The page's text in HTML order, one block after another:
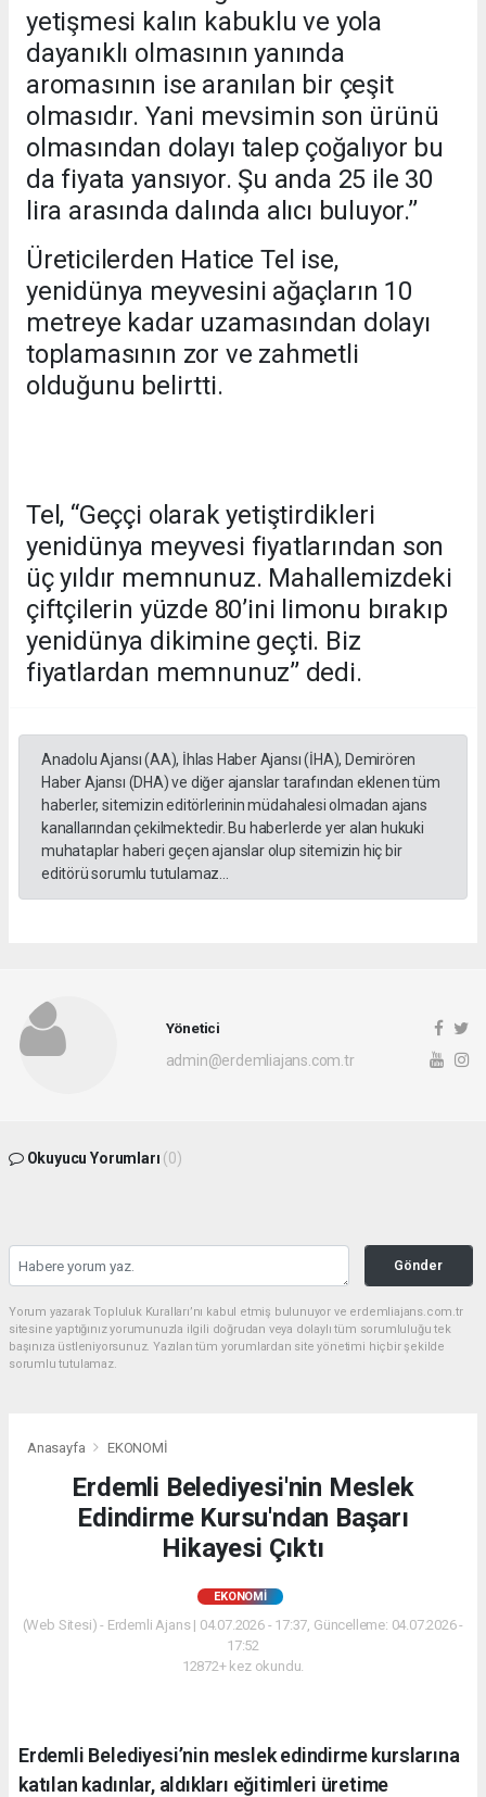
yetişmesi kalın kabuklu ve yola
dayanıklı olmasının yanında
aromasının ise aranılan bir çeşit
olmasıdır. Yani mevsimin son ürünü
olmasından dolayı talep çoğalıyor bu
da fiyata yansıyor. Şu anda 25 ile 30
lira arasında dalında alıcı buluyor.’’
Üreticilerden Hatice Tel ise,
yenidünya meyvesini ağaçların 10
metreye kadar uzamasından dolayı
toplamasının zor ve zahmetli
olduğunu belirtti.
Tel, “Geççi olarak yetiştirdikleri
yenidünya meyvesi fiyatlarından son
üç yıldır memnunuz. Mahallemizdeki
çiftçilerin yüzde 80’ini limonu bırakıp
yenidünya dikimine geçti. Biz
fiyatlardan memnunuz’’ dedi.
Anadolu Ajansı (AA), İhlas Haber Ajansı (İHA), Demirören
Haber Ajansı (DHA) ve diğer ajanslar tarafından eklenen tüm
haberler, sitemizin editörlerinin müdahalesi olmadan ajans
kanallarından çekilmektedir. Bu haberlerde yer alan hukuki
muhataplar haberi geçen ajanslar olup sitemizin hiç bir
editörü sorumlu tutulamaz...
Yönetici
admin@erdemliajans.com.tr
Okuyucu Yorumları (0)
Gönder
Yorum yazarak Topluluk Kuralları’nı kabul etmiş bulunuyor ve erdemliajans.com.tr
sitesine yaptığınız yorumunuzla ilgili doğrudan veya dolaylı tüm sorumluluğu tek
başınıza üstleniyorsunuz. Yazılan tüm yorumlardan site yönetimi hiçbir şekilde
sorumlu tutulamaz.
Anasayfa EKONOMİ
Erdemli Belediyesi'nin Meslek
Edindirme Kursu'ndan Başarı
Hikayesi Çıktı
EKONOMİ
(Web Sitesi) - Erdemli Ajans | 04.07.2026 - 17:37, Güncelleme: 04.07.2026 -
17:52
12872+ kez okundu.
Erdemli Belediyesi’nin meslek edindirme kurslarına
katılan kadınlar, aldıkları eğitimleri üretime